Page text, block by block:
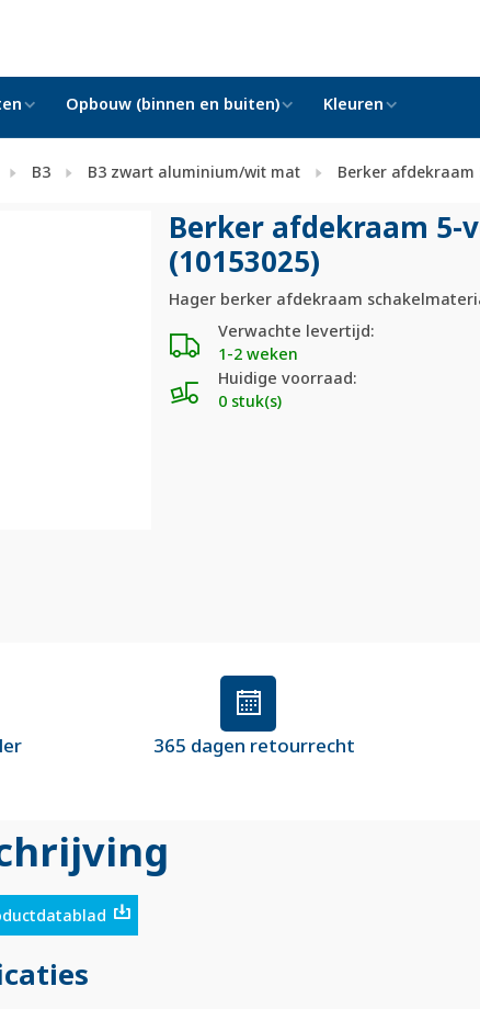
Opbouw (binnen en buiten) Kleuren
B3 B3 zwart aluminium/wit mat Berker afdekraam
Berker afdekraam
(10153025)
Hager berker afdekraam
Verwachte levertijd:
1-2 weken
Huidige voorraad:
0 stuk(s)
365 dagen retourrecht